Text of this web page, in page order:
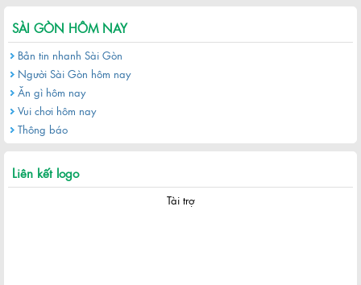
SÀI GÒN HÔM NAY
Bản tin nhanh Sài Gòn
Người Sài Gòn hôm nay
Ăn gì hôm nay
Vui chơi hôm nay
Thông báo
Liên kết logo
Tài trợ